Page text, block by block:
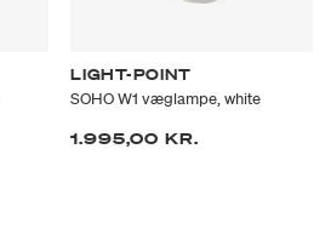
LIGHT-POINT
SOHO W1 væglampe, white
1.995,00 KR.